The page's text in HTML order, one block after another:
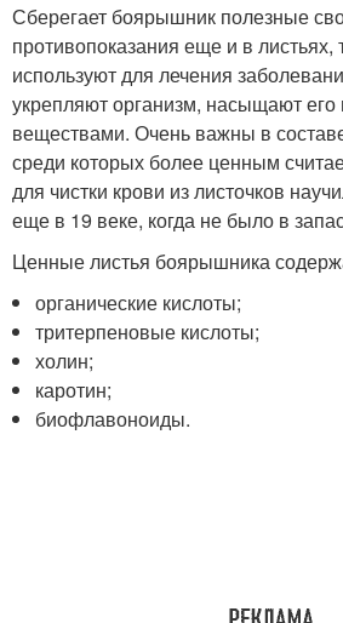
Сберегает боярышник полезные
противопоказания еще и в листьях,
используют для лечения
укрепляют организм, насыщают
веществами. Очень важны в
среди которых более ценным
для чистки крови из листочков
еще в 19 веке, когда не было в
Ценные листья боярышника
органические кислоты;
тритерпеновые кислоты;
холин;
каротин;
биофлавоноиды.